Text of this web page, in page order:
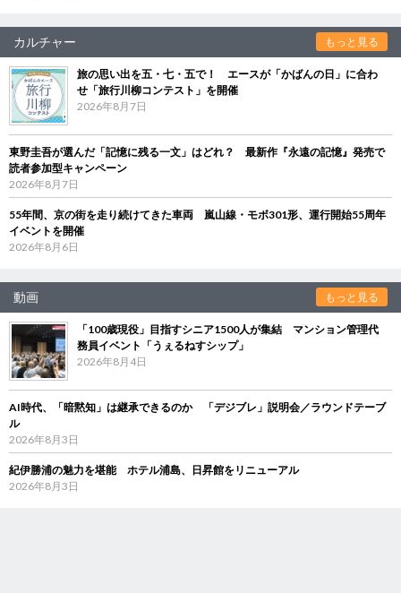
カルチャー もっと見る
旅の思い出を五・七・五で！ エースが「かばんの日」に合わ
せ「旅行川柳コンテスト」を開催
2026年8月7日
東野圭吾が選んだ「記憶に残る一文」はどれ？ 最新作『永遠の記憶』発売で
読者参加型キャンペーン
2026年8月7日
55年間、京の街を走り続けてきた車両 嵐山線・モボ301形、運行開始55周年
イベントを開催
2026年8月6日
動画 もっと見る
「100歳現役」目指すシニア1500人が集結 マンション管理代
務員イベント「うぇるねすシップ」
2026年8月4日
AI時代、「暗黙知」は継承できるのか 「デジブレ」説明会／ラウンドテーブ
ル
2026年8月3日
紀伊勝浦の魅力を堪能 ホテル浦島、日昇館をリニューアル
2026年8月3日